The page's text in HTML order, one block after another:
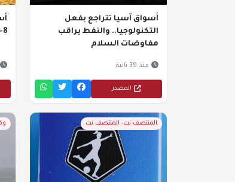
أسواق آسيا تتراجع بفعل
التكنولوجيا.. والنفط يراقب
مفاوضات السلام
منذ 39 ثانية
المصدر
8-2026 في اليمن
المنتصف نت- المنتصف نت